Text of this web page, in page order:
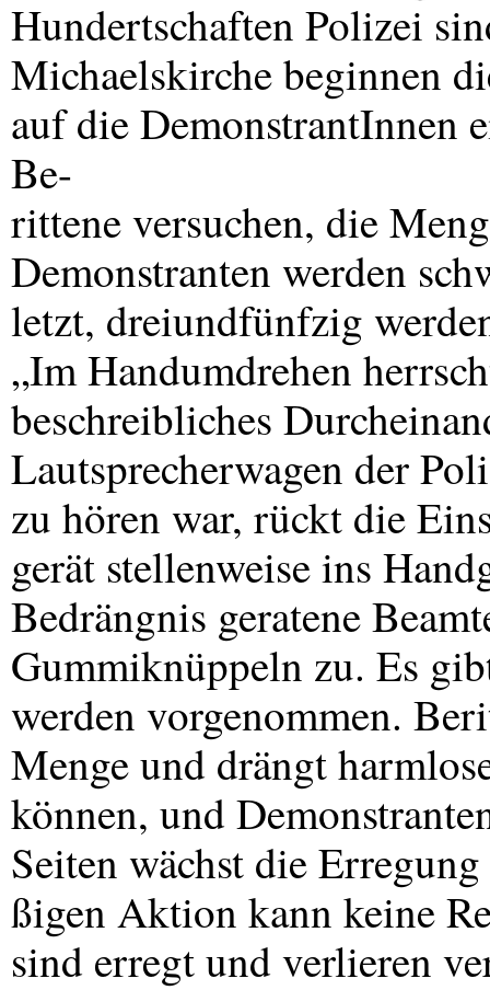
Hundertschaften Polizei
Michaelskirche beginnen
auf die DemonstrantInnen
Be-
rittene versuchen, die
Demonstranten werden
letzt, dreiundfünfzig
„Im Handumdrehen
beschreibliches
Lautsprecherwagen der
zu hören war, rückt die
gerät stellenweise ins
Bedrängnis geratene
Gummiknüppeln zu. Es
werden vorgenommen.
Menge und drängt
können, und
Seiten wächst die
ßigen Aktion kann keine
sind erregt und verlieren